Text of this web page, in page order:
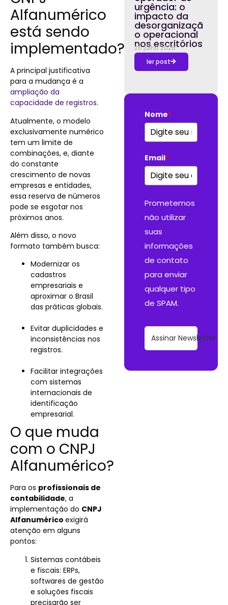
Alfanumérico
está sendo
implementado?
A principal justificativa
para a mudança é a
ampliação da
capacidade de registros.
Atualmente, o modelo
exclusivamente numérico
tem um limite de
combinações, e, diante
do constante
crescimento de novas
empresas e entidades,
essa reserva de números
pode se esgotar nos
próximos anos.
Além disso, o novo
formato também busca:
Modernizar os
cadastros
empresariais e
aproximar o Brasil
das práticas globais.
Evitar duplicidades e
inconsistências nos
registros.
Facilitar integrações
com sistemas
internacionais de
identificação
empresarial.
O que muda
com o CNPJ
Alfanumérico?
Para os profissionais de
contabilidade, a
implementação do CNPJ
Alfanumérico exigirá
atenção em alguns
pontos:
Sistemas contábeis
e fiscais: ERPs,
softwares de gestão
e soluções fiscais
precisarão ser
urgência: o
impacto da
desorganizaçã
o operacional
nos escritórios
20 julho 2026
ler post
Nome*
Email*
Prometemos
não utilizar
suas
informações
de contato
para enviar
qualquer tipo
de SPAM.
Assinar Newsletter